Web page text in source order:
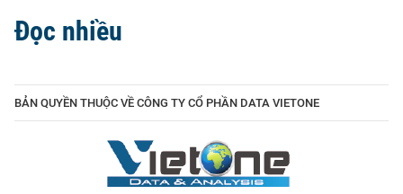
Đọc nhiều
BẢN QUYỀN THUỘC VỀ CÔNG TY CỔ PHẦN DATA VIETONE